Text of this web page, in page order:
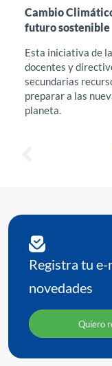
Cambio
futuro sostenible
Esta iniciativa de
docentes y
secundarias
preparar a las
planeta.
Registra tu
novedades
Quiero